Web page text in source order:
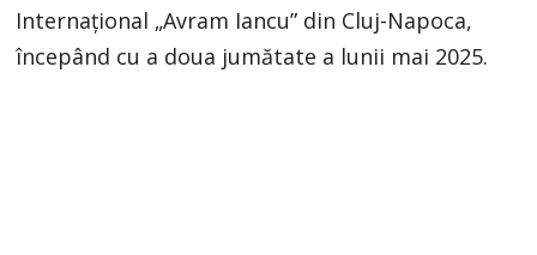
Internațional „Avram Iancu” din Cluj-Napoca,
începând cu a doua jumătate a lunii mai 2025.